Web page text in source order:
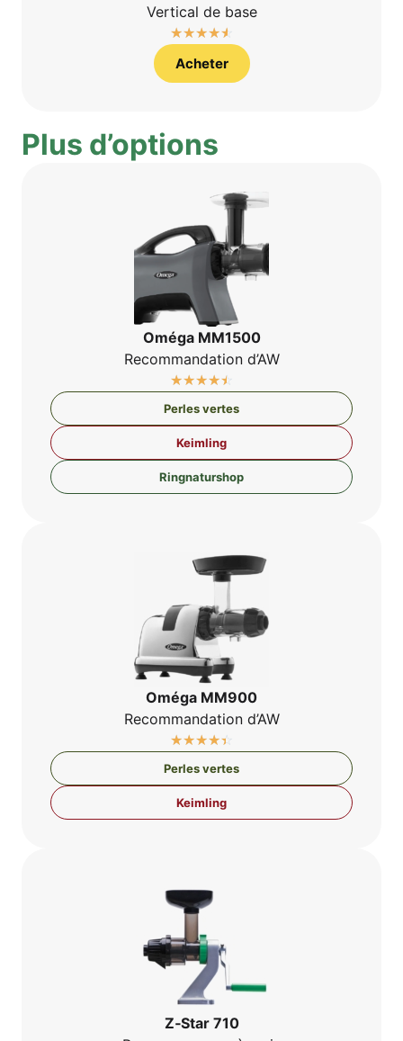
Ver­ti­cal de base
☆☆☆☆☆
Ache­ter
Plus d’op­ti­ons
Omé­ga MM1500
Recom­man­da­ti­on d’AW
☆☆☆☆☆
Per­les vertes
Keim­ling
Ring­na­tur­shop
Omé­ga MM900
Recom­man­da­ti­on d’AW
☆☆☆☆☆
Per­les vertes
Keim­ling
Z‑Star 710